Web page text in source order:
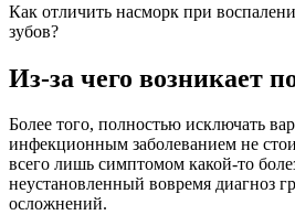
Как отличить насморк при
зубов?
Из-за чего возникает
Более того, полностью исключать
инфекционным заболеванием не
всего лишь симптомом какой-то
неустановленный вовремя диагноз
осложнений.